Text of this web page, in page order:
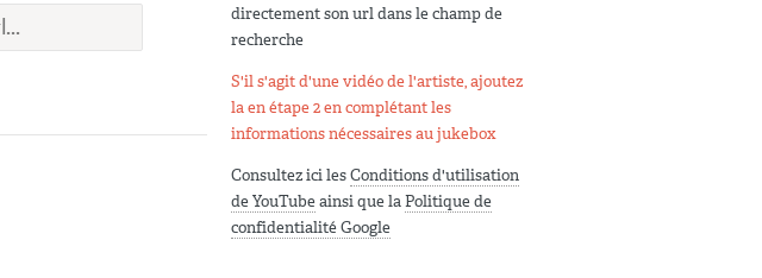
directement son url dans le champ de
recherche
S'il s'agit d'une vidéo de l'artiste, ajoutez
la en étape 2 en complétant les
informations nécessaires au jukebox
Consultez ici lesConditions d'utilisation
de YouTubeainsi que laPolitique de
confidentialité Google